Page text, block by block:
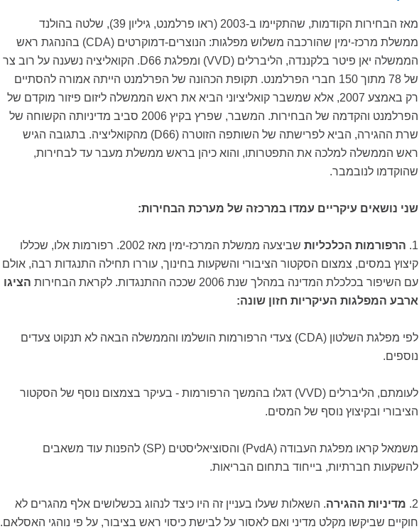
מאז הבחירות הקודמות, שהתקיימו ב-2003 (ראו פרלמנט, גיליון 39), שלטה בהולנד
ממשלת מרכז-ימין שהורכבה משלוש מפלגות: הנוצרים-דמוקרטים (CDA) בהנהגת ראש
הממשלה יאן פיטר בלקננדה, הליברלים (VVD) ומפלגת D66. הקואליציה נשענה על רוב צר
של 78 מתוך 150 חברי הפרלמנט. תקופת הכהונה של הפרלמנט הייתה אמורה להסתיים
רק באמצע 2007, אלא שמשבר קואליציוני הביא את ראש הממשלה ליזום פיזור מוקדם של
הפרלמנט והקדמה של הבחירות. המשבר, שפרץ בקיץ 2006 סביב מדיניותה הקשוחה של
שרת ההגירה, הביא לפרישתה של השותפה הזוטרה (D66) מהקואליציה. בתגובה הגיש
ראש הממשלה למלכה את התפטרותו, והוא כיהן בראש ממשלת מעבר עד לבחירות,
שהוקדמו לנובמבר.
שני נושאים עיקריים עמדו במרכזה של מערכת הבחירות:
1. הרפורמות הכלכליות
שביצעה ממשלת המרכז-ימין מאז 2002. רפורמות אלו, שכללו
קיצוץ במסים, צמצום הסקטור הציבורי והשקעות בחינוך, עוררו תחילה התנגדות רבה, אולם
עם השיפור בכלכלת המדינה במהלך שנת 2006 שככה ההתנגדות. לקראת הבחירות
הציגו
ארבע המפלגות העיקריות חזון שונה:
לפי מפלגת השלטון (CDA) צעדי הרפורמות הושלמו והממשלה הבאה לא תנקוט צעדים
נוספים.
לעומתם, הליברלים (VVD) דגלו בהמשך הרפורמות - בעיקר בצמצום נוסף של הסקטור
הציבורי ובקיצוץ נוסף של המסים.
משמאל קראו מפלגת העבודה (PvdA) והסוציאליסטים (SP) להפנות עוד משאבים
להשקעות חברתיות, בייחוד בתחום הבריאות.
2. מדיניות ההגירה. השאלות שעלו בעניין זה היו כיצד לנהוג בכשלושים אלף מהגרים לא
חוקיים שביקשו מקלט מדיני ואם לאסור על לבישת כיסוי ראש בציבור, על פי נוהגי האסלאם.